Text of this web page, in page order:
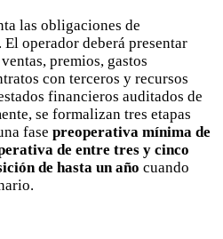
las obligaciones de
operador deberá presentar
premios, gastos
con terceros y recursos
financieros auditados de
se formalizan tres etapas
fase preoperativa mínima de
de entre tres y cinco
de hasta un año cuando